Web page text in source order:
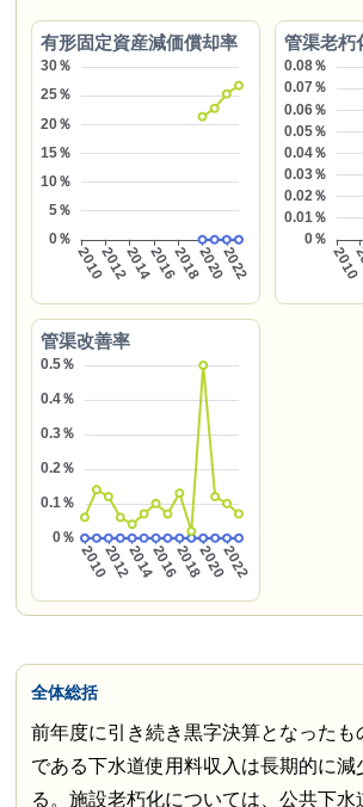
有形固定資産減価償却率 管渠老朽
管渠改善率
全体総括
前年度に引き続き黒字決算となったも
である下水道使用料収入は長期的に減
る。施設老朽化については、公共下水